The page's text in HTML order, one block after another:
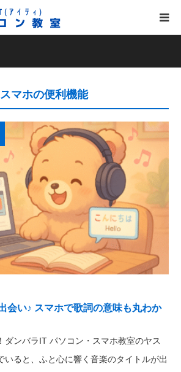
スマホの便利機能
会い♪ スマホで歌詞の意味も丸わか
ダンバラIT パソコン・スマホ教室のヤス
いると、ふと心に響く音楽のタイトルが出